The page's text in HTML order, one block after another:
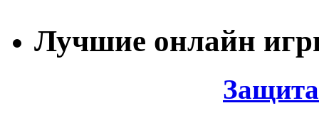
Лучшие онлайн